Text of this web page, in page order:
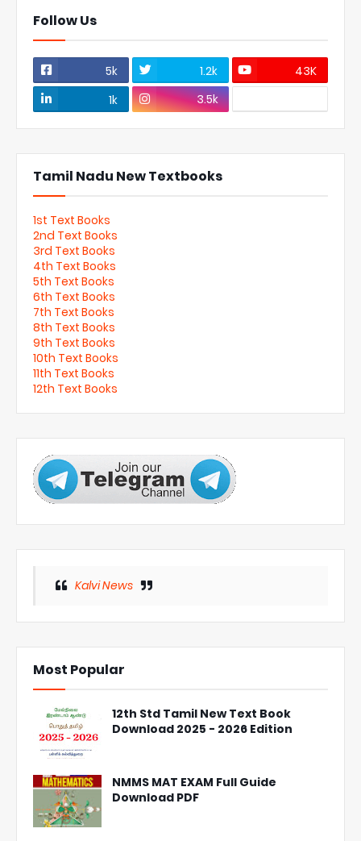
Follow Us
5k 1.2k
43K
1k
3.5k
Tamil Nadu New Textbooks
1st Text Books
2nd Text Books
3rd Text Books
4th Text Books
5th Text Books
6th Text Books
7th Text Books
8th Text Books
9th Text Books
10th Text Books
11th Text Books
12th Text Books
Kalvi News
Most Popular
12th Std Tamil New Text Book
Download 2025 - 2026 Edition
NMMS MAT EXAM Full Guide
Download PDF